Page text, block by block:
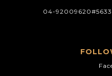
04-92009620#5633